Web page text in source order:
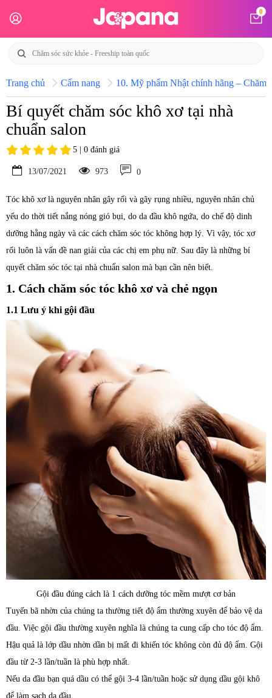
0
Trang chủ Cẩm nang 10. Mỹ phẩm Nhật chính hãng – Chăm
Bí quyết chăm sóc khô xơ tại nhà
chuẩn salon
5 | 0 đánh giá
13/07/2021 973 0
Tóc khô xơ là nguyên nhân gây rối và gãy rụng nhiều, nguyên nhân chủ
yếu do thời tiết nắng nóng gió bụi, do da đầu khô ngứa, do chế độ dinh
dưỡng hằng ngày và các cách chăm sóc tóc không hợp lý. Vì vậy, tóc xơ
rối luôn là vấn đề nan giải của các chị em phụ nữ. Sau đây là những bí
quyết chăm sóc tóc tại nhà chuẩn salon mà bạn cần nên biết.
1. Cách chăm sóc tóc khô xơ và chẻ ngọn
1.1 Lưu ý khi gội đầu
Gội đầu đúng cách là 1 cách dưỡng tóc mềm mượt cơ bản
Tuyến bã nhờn của chúng ta thường tiết độ ẩm thường xuyên để bảo vệ da
đầu. Việc gội đầu thường xuyên nghĩa là chúng ta cung cấp cho tóc độ ẩm.
Hậu quả là lớp dầu nhờn dần bị mất đi khiến tóc không còn đủ độ ẩm. Gội
đầu từ 2-3 lần/tuần là phù hợp nhất.
Nếu da đầu bạn quá dầu có thể gội 3-4 lần/tuần hoặc sử dụng dầu gội khô
để làm sạch da đầu.